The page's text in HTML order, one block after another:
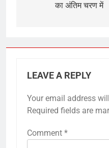
का अंतिम चरण में
LEAVE A REPLY
Your email address
Required fields are
Comment *